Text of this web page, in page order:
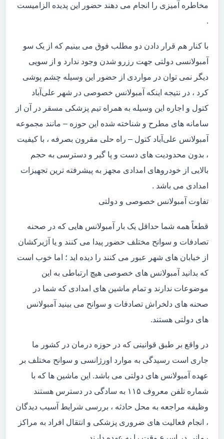
مخاطره آمیزی را انجام می دهند حضور این پدیده الزامیست
.
با کنار هم قرار دادن دو مطلب فوق می بینیم که از یک سو
آمبولانسی دولتی جهت رزرو شدن وجود ندارد و از سویی
دیگر نمی توان در مواردی از حضور این وسیله چشم پوشی
کرد ، در نتیجه اینکه آمبولانس خصوصی در شهر علی‌آباد
کتول و اجاره این وسیله به همراه تیم پزشکی مسقر در آن از
سامانه های مطرح و شناخته شده این حوزه – مانند مجموعه
آمبولانس علی‌آباد کتول – راه حلی مقرون بصرفه ، با کیفیت
، بدون محدودیت های دست و پا گیر و دسترسی به حجم
بالایی از خودروهای امدادی مجهز به پیشرفته ترین تجهیزات
امدادی می باشد .
تفاوت آمبولانس خصوصی و دولتی
قطعاً همه شما حداقل یک بار آمبولانس هایی که در صحنه
تصادفات و سوانح مختلف حضور پیدا می کنند و یا آژیرکشان
از خیابان های شهر عبور می کنند را دیده اید ؛ اما خوب است
که بدانید آمبولانس های خصوصی هیچ ارتباطی به این
موضوعات ندارند و تمام ماشین های امدادی که شما در
صحنه های دلخراش تصادفات و سوانح می بینید آمبولانس
های دولتی هستند.
در واقع بر طبق قوانینی که در حوزه درمان در کشور ما
جاری است رسیدگی به موارد اورژانسی و سوانح مختلف بر
عهده آمبولانس های دولتی می باشد. این ماشین ها که با
شماره تلفن معروف ۱۱۵ به سادگی در دسترس هستند
وظیفه مراجعه به محل حادثه ، بررسی شرایط آسیب دیدگان
، انجام فعالیت های ضروری پزشکی و انتقال افراد به مراکز